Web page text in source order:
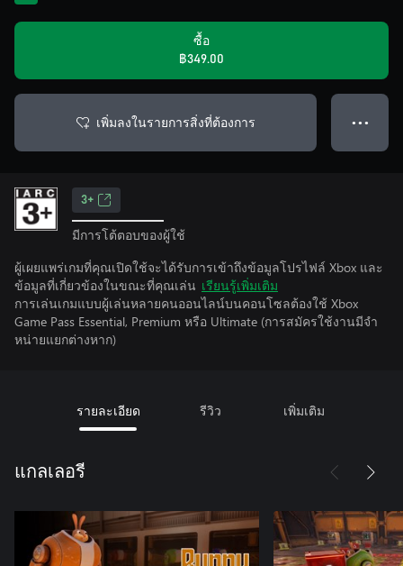
ซื้อ
฿349.00
เพิ่มลงในรายการสิ่งที่ต้องการ ● ● ●
3+
มีการโต้ตอบของผู้ใช้
ผู้เผยแพร่เกมที่คุณเปิดใช้จะได้รับการเข้าถึงข้อมูลโปรไฟล์ Xbox และ
ข้อมูลที่เกี่ยวข้องในขณะที่คุณเล่น เรียนรู้เพิ่มเติม
การเล่นเกมแบบผู้เล่นหลายคนออนไลน์บนคอนโซลต้องใช้ Xbox
Game Pass Essential, Premium หรือ Ultimate (การสมัครใช้งานมีจํา
หน่ายแยกต่างหาก)
รายละเอียด รีวิว เพิ่มเติม
แกลเลอรี